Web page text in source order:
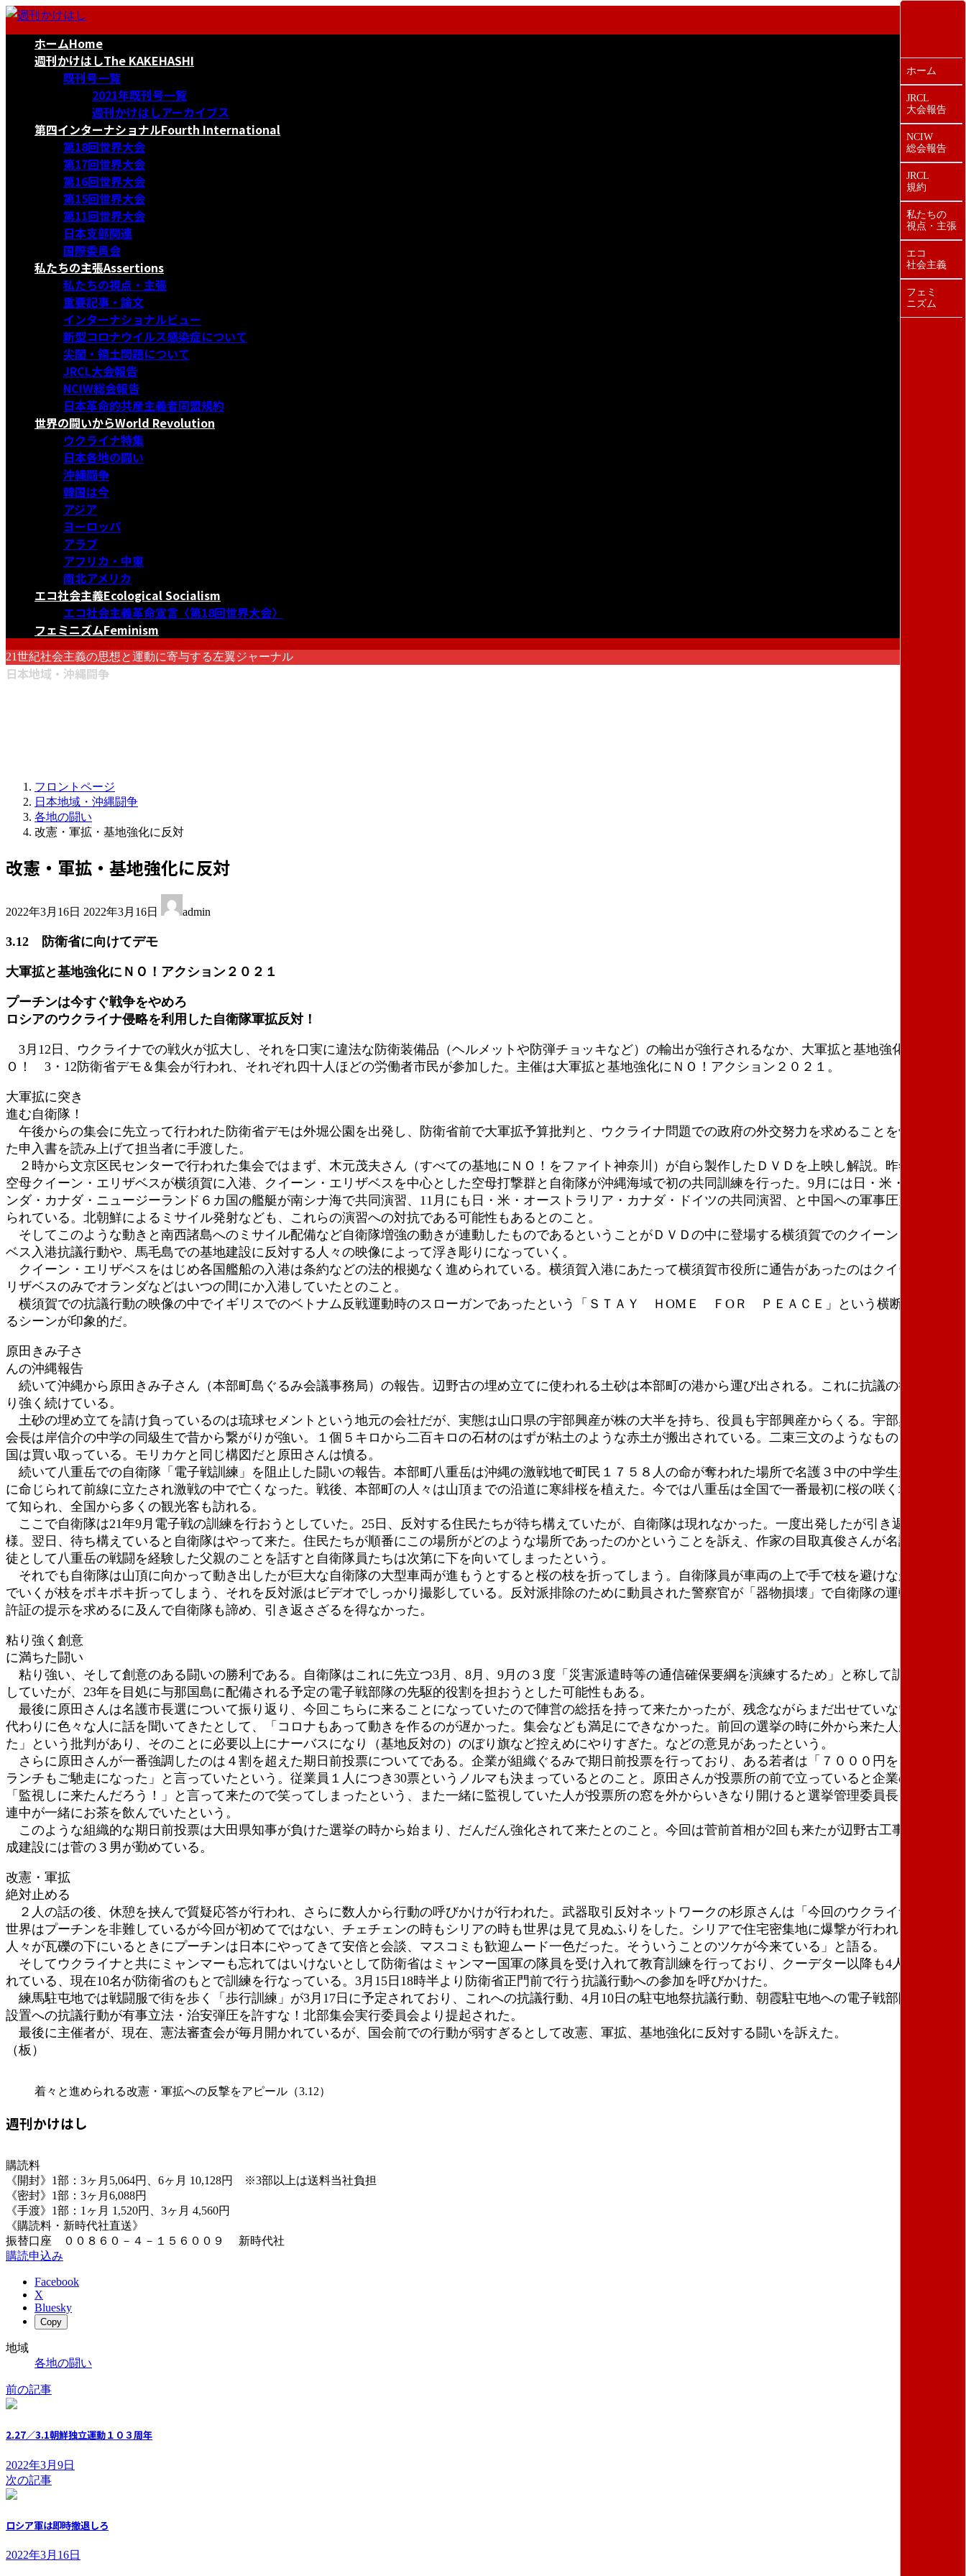
コ
ナ
ホームHome
週刊かけはしThe KAKEHASHI
既刊号一覧
2021年既刊号一覧
週刊かけはしアーカイブス
第四インターナショナルFourth International
第18回世界大会
第17回世界大会
第16回世界大会
第15回世界大会
第11回世界大会
日本支部関連
国際委員会
私たちの主張Assertions
私たちの視点・主張
重要記事・論文
インターナショナルビュー
新型コロナウイルス感染症について
尖閣・領土問題について
JRCL大会報告
NCIW総会報告
日本革命的共産主義者同盟規約
世界の闘いからWorld Revolution
ウクライナ特集
日本各地の闘い
沖縄闘争
韓国は今
アジア
ヨーロッパ
アラブ
アフリカ・中東
南北アメリカ
エコ社会主義Ecological Socialism
エコ社会主義革命宣言〈第18回世界大会〉
フェミニズムFeminism
21世紀社会主義の思想と運動に寄与する左翼ジャーナル
日本地域・沖縄闘争
フロントページ
日本地域・沖縄闘争
各地の闘い
改憲・軍拡・基地強化に反対
改憲・軍拡・基地強化に反対
2022年3月16日 終
新
時
2022年3月16日 admin
3.12 防衛省に向けてデモ
大軍拡と基地強化にＮＯ！アクション２０２１
プーチンは今すぐ戦争をやめろ
ロシアのウクライナ侵略を利用した自衛隊軍拡反対！
3月12日、ウクライナでの戦火が拡大し、それを口実に違法な防衛装備品（ヘルメットや防弾チョッキなど）の輸出が強行されるなか、大軍拡と基地強化にＮ
Ｏ！ 3・12防衛省デモ＆集会が行われ、それぞれ四十人ほどの労働者市民が参加した。主催は大軍拡と基地強化にＮＯ！アクション２０２１。
大軍拡に突き
進む自衛隊！
午後からの集会に先立って行われた防衛省デモは外堀公園を出発し、防衛省前で大軍拡予算批判と、ウクライナ問題での政府の外交努力を求めることを骨子とし
た申入書を読み上げて担当者に手渡した。
２時から文京区民センターで行われた集会ではまず、木元茂夫さん（すべての基地にＮＯ！をファイト神奈川）が自ら製作したＤＶＤを上映し解説。昨年8月、英
空母クイーン・エリザベスが横須賀に入港、クイーン・エリザベスを中心とした空母打撃群と自衛隊が沖縄海域で初の共同訓練を行った。9月には日・米・英・オラ
ンダ・カナダ・ニュージーランド６カ国の艦艇が南シナ海で共同演習、11月にも日・米・オーストラリア・カナダ・ドイツの共同演習、と中国への軍事圧力が強め
られている。北朝鮮によるミサイル発射なども、これらの演習への対抗である可能性もあるとのこと。
そしてこのような動きと南西諸島へのミサイル配備など自衛隊増強の動きが連動したものであるということがＤＶＤの中に登場する横須賀でのクイーン・エリザ
ベス入港抗議行動や、馬毛島での基地建設に反対する人々の映像によって浮き彫りになっていく。
クイーン・エリザベスをはじめ各国艦船の入港は条約などの法的根拠なく進められている。横須賀入港にあたって横須賀市役所に通告があったのはクイーン・エ
リザベスのみでオランダなどはいつの間にか入港していたとのこと。
横須賀での抗議行動の映像の中でイギリスでのベトナム反戦運動時のスローガンであったという「ＳＴＡＹ ＨОМＥ ＦОＲ ＰＥＡＣＥ」という横断幕を掲げ
るシーンが印象的だ。
原田きみ子さ
んの沖縄報告
続いて沖縄から原田きみ子さん（本部町島ぐるみ会議事務局）の報告。辺野古の埋め立てに使われる土砂は本部町の港から運び出される。これに抗議の行動を粘
り強く続けている。
土砂の埋め立てを請け負っているのは琉球セメントという地元の会社だが、実態は山口県の宇部興産が株の大半を持ち、役員も宇部興産からくる。宇部興産の元
会長は岸信介の中学の同級生で昔から繋がりが強い。１個５キロから二百キロの石材のはずが粘土のような赤土が搬出されている。二束三文のようなものを多額で
国は買い取っている。モリカケと同じ構図だと原田さんは憤る。
続いて八重岳での自衛隊「電子戦訓練」を阻止した闘いの報告。本部町八重岳は沖縄の激戦地で町民１７５８人の命が奪われた場所で名護３中の中学生が日本兵
に命じられて前線に立たされ激戦の中で亡くなった。戦後、本部町の人々は山頂までの沿道に寒緋桜を植えた。今では八重岳は全国で一番最初に桜の咲く場所とし
て知られ、全国から多くの観光客も訪れる。
ここで自衛隊は21年9月電子戦の訓練を行おうとしていた。25日、反対する住民たちが待ち構えていたが、自衛隊は現れなかった。一度出発したが引き返した模
様。翌日、待ち構えていると自衛隊はやって来た。住民たちが順番にこの場所がどのような場所であったのかということを訴え、作家の目取真俊さんが名護中学生
徒として八重岳の戦闘を経験した父親のことを話すと自衛隊員たちは次第に下を向いてしまったという。
それでも自衛隊は山頂に向かって動き出したが巨大な自衛隊の大型車両が進もうとすると桜の枝を折ってしまう。自衛隊員が車両の上で手で枝を避けながら進ん
でいくが枝をポキポキ折ってしまう、それを反対派はビデオでしっかり撮影している。反対派排除のために動員された警察官が「器物損壊」で自衛隊の運転手に免
許証の提示を求めるに及んで自衛隊も諦め、引き返さざるを得なかった。
粘り強く創意
に満ちた闘い
粘り強い、そして創意のある闘いの勝利である。自衛隊はこれに先立つ3月、8月、9月の３度「災害派遣時等の通信確保要綱を演練するため」と称して訓練を実施
していたが、23年を目処に与那国島に配備される予定の電子戦部隊の先駆的役割を担おうとした可能性もある。
最後に原田さんは名護市長選について振り返り、今回こちらに来ることになっていたので陣営の総括を持って来たかったが、残念ながらまだ出せていない。その
代わりに色々な人に話を聞いてきたとして、「コロナもあって動きを作るのが遅かった。集会なども満足にできなかった。前回の選挙の時に外から来た人が多かっ
た」という批判があり、そのことに必要以上にナーバスになり（基地反対の）のぼり旗など控えめにやりすぎた。などの意見があったという。
さらに原田さんが一番強調したのは４割を超えた期日前投票についてである。企業が組織ぐるみで期日前投票を行っており、ある若者は「７０００円をもらい、
ランチもご馳走になった」と言っていたという。従業員１人につき30票というノルマも決まっているとのこと。原田さんが投票所の前で立っていると企業の人間が
「監視しに来たんだろう！」と言って来たので笑ってしまったという、また一緒に監視していた人が投票所の窓を外からいきなり開けると選挙管理委員長と、社長
連中が一緒にお茶を飲んでいたという。
このような組織的な期日前投票は大田県知事が負けた選挙の時から始まり、だんだん強化されて来たとのこと。今回は菅前首相が2回も来たが辺野古工事の元請大
成建設には菅の３男が勤めている。
改憲・軍拡
絶対止める
２人の話の後、休憩を挟んで質疑応答が行われ、さらに数人から行動の呼びかけが行われた。武器取引反対ネットワークの杉原さんは「今回のウクライナ問題で
世界はプーチンを非難しているが今回が初めてではない、チェチェンの時もシリアの時も世界は見て見ぬふりをした。シリアで住宅密集地に爆撃が行われ、多くの
人々が瓦礫の下にいるときにプーチンは日本にやってきて安倍と会談、マスコミも歓迎ムード一色だった。そういうことのツケが今来ている」と語る。
そしてウクライナと共にミャンマーも忘れてはいけないとして防衛省はミャンマー国軍の隊員を受け入れて教育訓練を行っており、クーデター以降も4人を受け入
れている、現在10名が防衛省のもとで訓練を行なっている。3月15日18時半より防衛省正門前で行う抗議行動への参加を呼びかけた。
練馬駐屯地では戦闘服で街を歩く「歩行訓練」が3月17日に予定されており、これへの抗議行動、4月10日の駐屯地祭抗議行動、朝霞駐屯地への電子戦部隊司令部
設置への抗議行動が有事立法・治安弾圧を許すな！北部集会実行委員会より提起された。
最後に主催者が、現在、憲法審査会が毎月開かれているが、国会前での行動が弱すぎるとして改憲、軍拡、基地強化に反対する闘いを訴えた。
（板）
着々と進められる改憲・軍拡への反撃をアピール（3.12）
週刊かけはし
購読料
《開封》1部：3ヶ月5,064円、6ヶ月 10,128円 ※3部以上は送料当社負担
《密封》1部：3ヶ月6,088円
《手渡》1部：1ヶ月 1,520円、3ヶ月 4,560円
《購読料・新時代社直送》
振替口座 ００８６０－４－１５６００９ 新時代社
購読申込み
Facebook
X
Bluesky
Copy
地域
各地の闘い
前の記事
2.27／3.1朝鮮独立運動１０３周年
2022年3月9日
次の記事
ロシア軍は即時撤退しろ
2022年3月16日
ホーム
JRCL
大会報告
NCIW
総会報告
JRCL
規約
私たちの
視点・主張
エコ
社会主義
フェミ
ニズム